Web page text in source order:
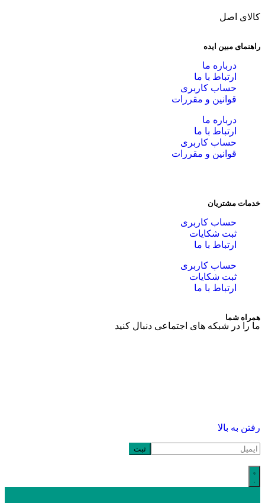
کالای اصل
راهنمای مبین ایده
درباره ما
ارتباط با ما
حساب کاربری
قوانین و مقررات
درباره ما
ارتباط با ما
حساب کاربری
قوانین و مقررات
خدمات مشتریان
حساب کاربری
ثبت شکایات
ارتباط با ما
حساب کاربری
ثبت شکایات
ارتباط با ما
همراه شما
ما را در شبکه های اجتماعی دنبال کنید
رفتن به بالا